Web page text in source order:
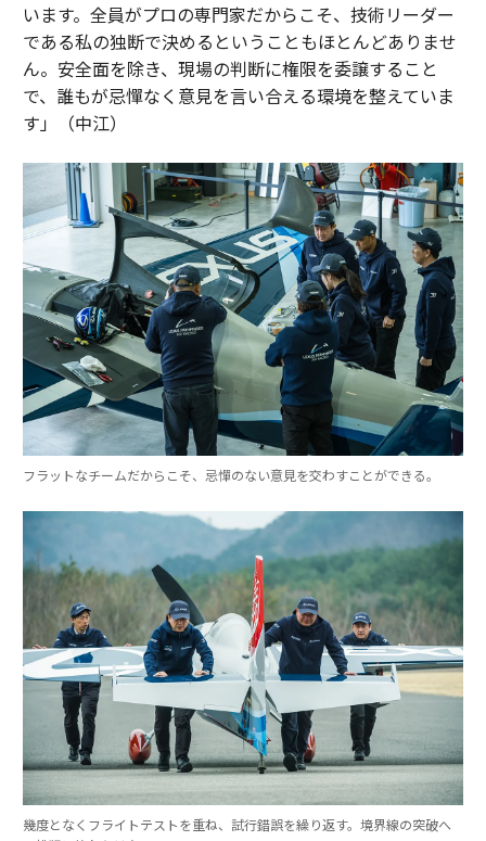
います。全員がプロの専門家だからこそ、技術リーダー
である私の独断で決めるということもほとんどありませ
ん。安全面を除き、現場の判断に権限を委譲すること
で、誰もが忌憚なく意見を言い合える環境を整えていま
す」（中江）
フラットなチームだからこそ、忌憚のない意見を交わすことができる。
幾度となくフライトテストを重ね、試行錯誤を繰り返す。境界線の突破へ